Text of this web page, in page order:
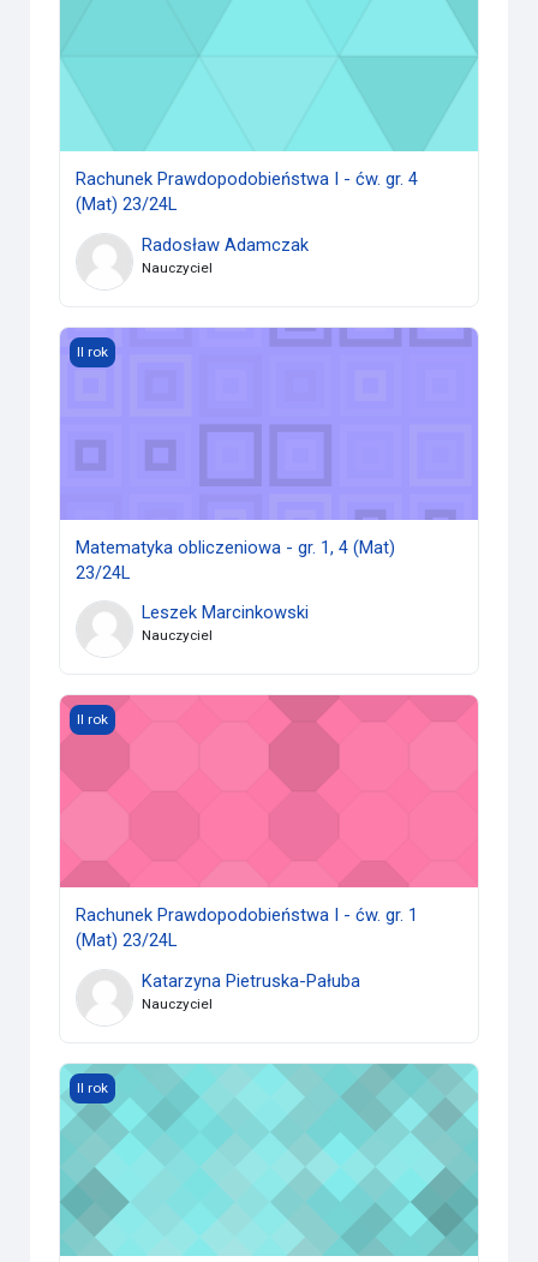
Rachunek Prawdopodobieństwa I - ćw. gr. 4
(Mat) 23/24L
Radosław Adamczak
Nauczyciel
Matematyka obliczeniowa - gr. 1, 4 (Mat) 23/24L
II rok
Matematyka obliczeniowa - gr. 1, 4 (Mat)
23/24L
Leszek Marcinkowski
Nauczyciel
Rachunek Prawdopodobieństwa I - ćw. gr. 1 (Mat) 23/24L
II rok
Rachunek Prawdopodobieństwa I - ćw. gr. 1
(Mat) 23/24L
Katarzyna Pietruska-Pałuba
Nauczyciel
Równania różniczkowe zwyczajne z laboratorium - ćw. gr.
II rok